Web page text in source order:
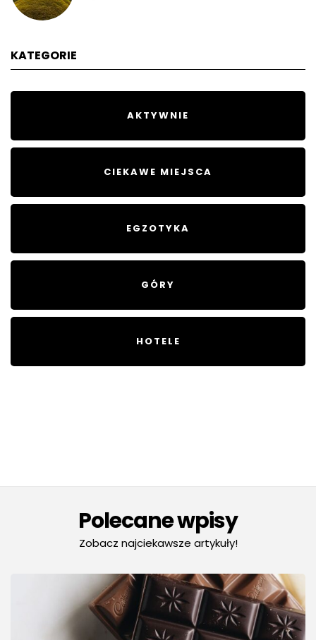
KATEGORIE
AKTYWNIE
CIEKAWE MIEJSCA
EGZOTYKA
GÓRY
HOTELE
Polecane wpisy
Zobacz najciekawsze artykuły!